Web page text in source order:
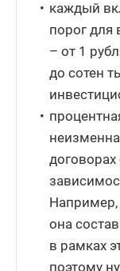
каждый
порог для
– от 1
до сотен
она
в рамках
поэтому